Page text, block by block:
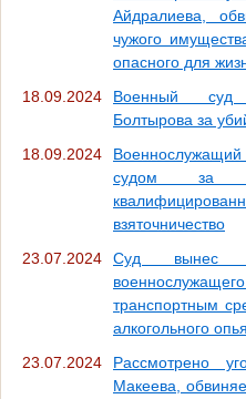
Айдралиева,
чужого
опасного для
18.09.2024
Военный суд
Болтырова за
18.09.2024
судом за
взяточничество
23.07.2024
Суд вынес
транспортным
алкогольного
23.07.2024
Рассмотрено
Макеева,